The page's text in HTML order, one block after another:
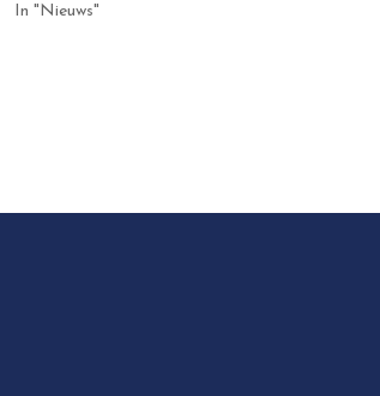
In "Nieuws"